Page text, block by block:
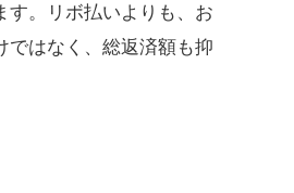
す。リボ払いよりも、お
ではなく、総返済額も抑